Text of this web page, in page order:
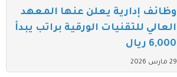
وظائف إدارية يعلن عنها المعهد
العالي للتقنيات الورقية براتب يبدأ
6,000 ريال
29 مارس 2026